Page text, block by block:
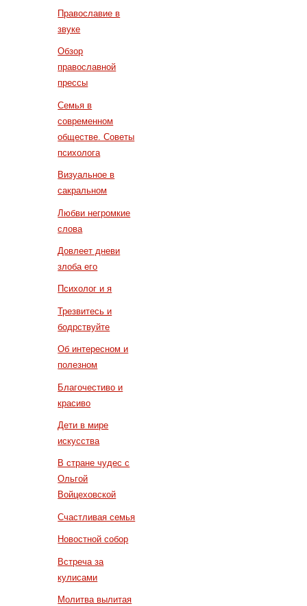
Православие в
звуке
Обзор
православной
прессы
Семья в
современном
обществе. Советы
психолога
Визуальное в
сакральном
Любви негромкие
слова
Довлеет дневи
злоба его
Психолог и я
Трезвитесь и
бодрствуйте
Об интересном и
полезном
Благочестиво и
красиво
Дети в мире
искусства
В стране чудес с
Ольгой
Войцеховской
Счастливая семья
Новостной собор
Встреча за
кулисами
Молитва вылитая